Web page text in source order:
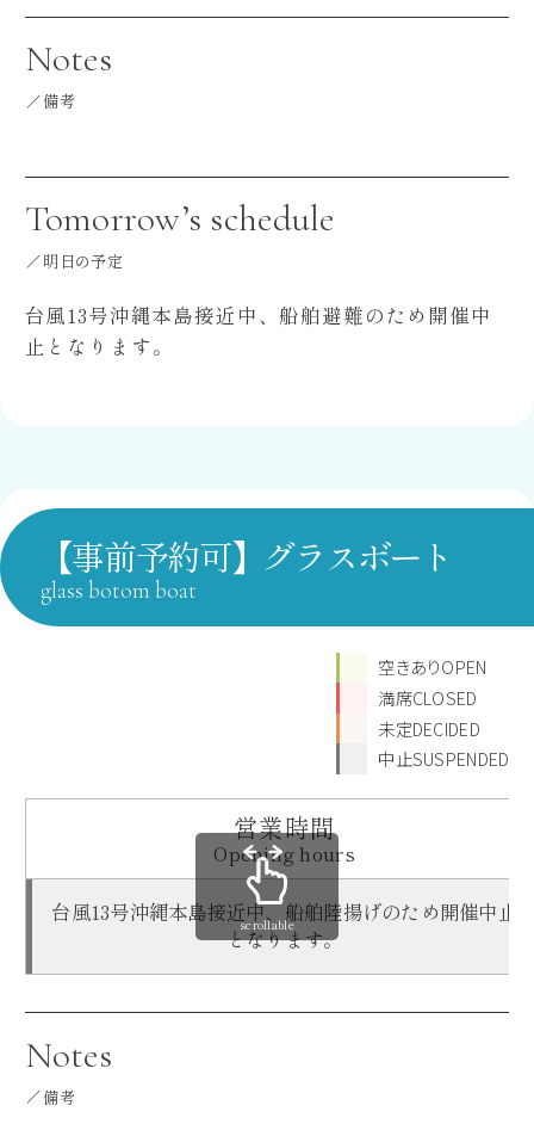
Notes
備考
Tomorrow’s schedule
明日の予定
台風13号沖縄本島接近中、船舶避難のため開催中
止となります。
【事前予約可】グラスボート
glass botom boat
空きありOPEN
満席CLOSED
未定DECIDED
中止SUSPENDED
営業時間
Opening hours
台風13号沖縄本島接近中、船舶陸揚げのため開催中止
となります。
scrollable
Notes
備考